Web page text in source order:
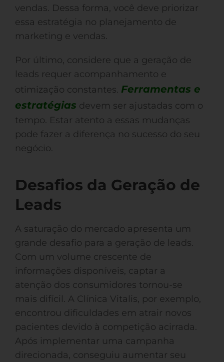
vendas. Dessa forma, você deve priorizar
essa estratégia no planejamento de
marketing e vendas.
Por último, considere que a geração de
leads requer acompanhamento e
otimização constantes. Ferramentas e
estratégias devem ser ajustadas com o
tempo. Estar atento a essas mudanças
pode fazer a diferença no sucesso do seu
negócio.
Desafios da Geração de
Leads
A saturação do mercado apresenta um
grande desafio para a geração de leads.
Com um volume crescente de
informações disponíveis, captar a
atenção dos consumidores tornou-se
mais difícil. A Clínica Vitalis, por exemplo,
encontrou dificuldades em atrair novos
pacientes devido à competição acirrada.
Após implementar uma campanha
direcionada, conseguiu aumentar seu